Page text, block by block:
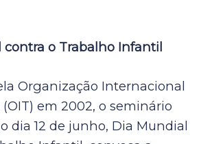
contra o Trabalho Infantil
Organização Internacional
em 2002, o seminário
dia 12 de junho, Dia Mundial